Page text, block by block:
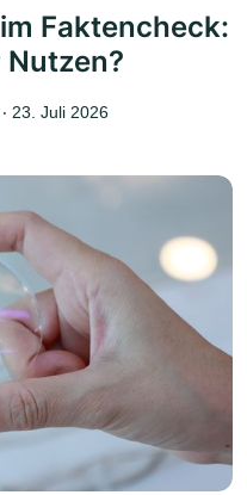
Faktencheck:
‧ 23. Juli 2026